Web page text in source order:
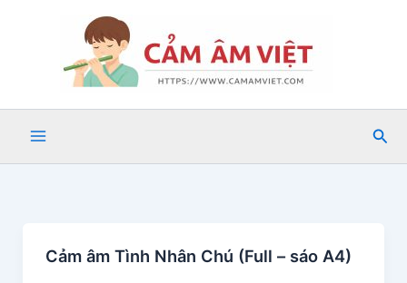
Tìm
Cảm âm Tình Nhân Chú (Full – sáo A4)